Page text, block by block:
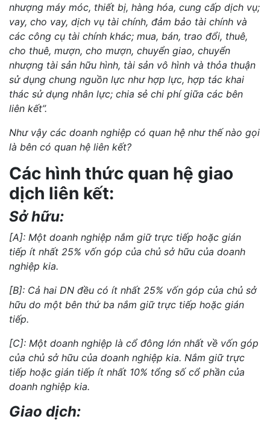
nhượng máy móc, thiết bị, hàng hóa, cung cấp dịch vụ;
vay, cho vay, dịch vụ tài chính, đảm bảo tài chính và
các công cụ tài chính khác; mua, bán, trao đổi, thuê,
cho thuê, mượn, cho mượn, chuyển giao, chuyển
nhượng tài sản hữu hình, tài sản vô hình và thỏa thuận
sử dụng chung nguồn lực như hợp lực, hợp tác khai
thác sử dụng nhân lực; chia sẻ chi phí giữa các bên
liên kết”.
Như vậy các doanh nghiệp có quan hệ như thế nào gọi
là bên có quan hệ liên kết?
Các hình thức quan hệ giao
dịch liên kết:
Sở hữu:
[A]: Một doanh nghiệp nắm giữ trực tiếp hoặc gián
tiếp ít nhất 25% vốn góp của chủ sở hữu của doanh
nghiệp kia.
[B]: Cả hai DN đều có ít nhất 25% vốn góp của chủ sở
hữu do một bên thứ ba nắm giữ trực tiếp hoặc gián
tiếp.
[C]: Một doanh nghiệp là cổ đông lớn nhất về vốn góp
của chủ sở hữu của doanh nghiệp kia. Nắm giữ trực
tiếp hoặc gián tiếp ít nhất 10% tổng số cổ phần của
doanh nghiệp kia.
Giao dịch: